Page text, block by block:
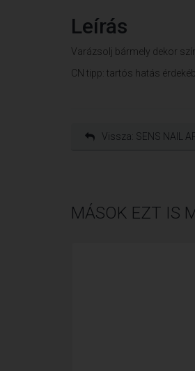
Leírás
Varázsolj bármely dekor
CN tipp: tartós hatás
Vissza: SENS NAIL
MÁSOK EZT IS